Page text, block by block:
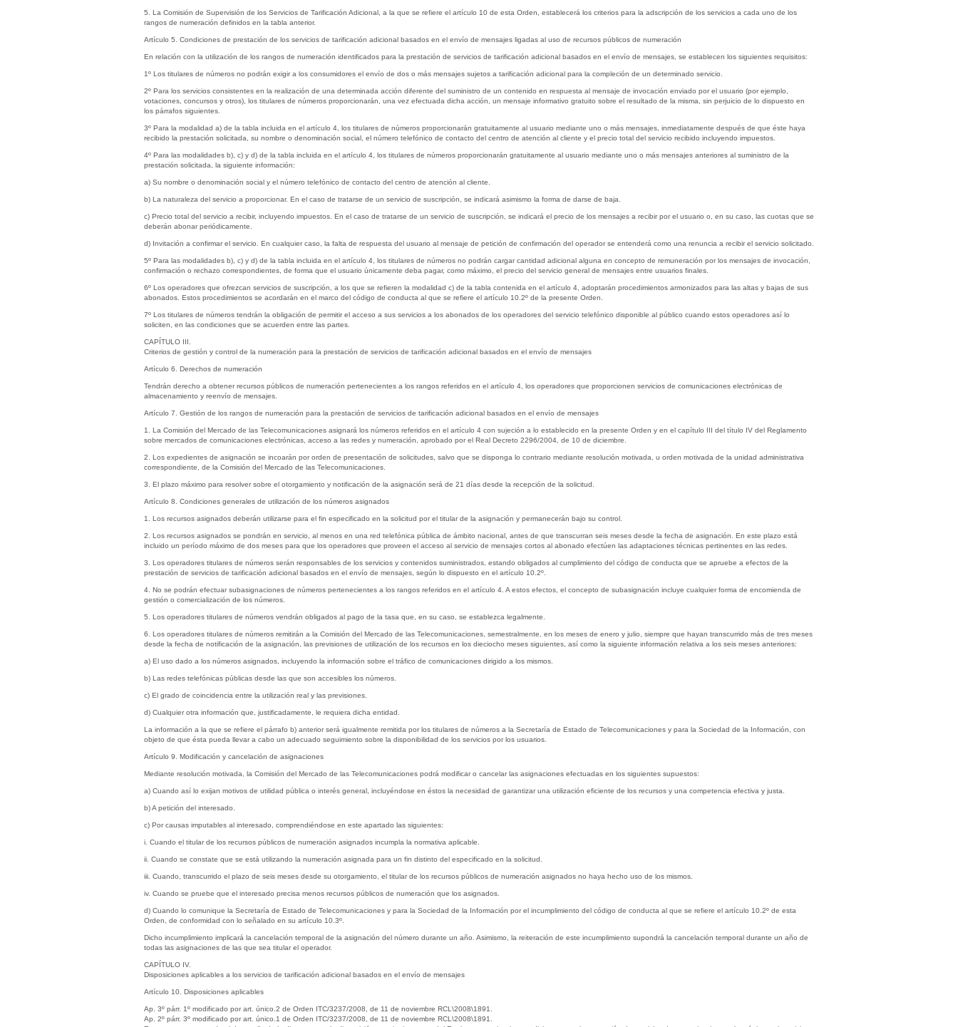
5. La Comisión de Supervisión de los Servicios de Tarificación Adicional, a la que se refiere el artículo 10 de esta Orden, establecerá los criterios para la adscripción de los servicios a cada uno de los
rangos de numeración definidos en la tabla anterior.
Artículo 5. Condiciones de prestación de los servicios de tarificación adicional basados en el envío de mensajes ligadas al uso de recursos públicos de numeración
En relación con la utilización de los rangos de numeración identificados para la prestación de servicios de tarificación adicional basados en el envío de mensajes, se establecen los siguientes requisitos:
1º Los titulares de números no podrán exigir a los consumidores el envío de dos o más mensajes sujetos a tarificación adicional para la compleción de un determinado servicio.
2º Para los servicios consistentes en la realización de una determinada acción diferente del suministro de un contenido en respuesta al mensaje de invocación enviado por el usuario (por ejemplo,
votaciones, concursos y otros), los titulares de números proporcionarán, una vez efectuada dicha acción, un mensaje informativo gratuito sobre el resultado de la misma, sin perjuicio de lo dispuesto en
los párrafos siguientes.
3º Para la modalidad a) de la tabla incluida en el artículo 4, los titulares de números proporcionarán gratuitamente al usuario mediante uno o más mensajes, inmediatamente después de que éste haya
recibido la prestación solicitada, su nombre o denominación social, el número telefónico de contacto del centro de atención al cliente y el precio total del servicio recibido incluyendo impuestos.
4º Para las modalidades b), c) y d) de la tabla incluida en el artículo 4, los titulares de números proporcionarán gratuitamente al usuario mediante uno o más mensajes anteriores al suministro de la
prestación solicitada, la siguiente información:
a) Su nombre o denominación social y el número telefónico de contacto del centro de atención al cliente.
b) La naturaleza del servicio a proporcionar. En el caso de tratarse de un servicio de suscripción, se indicará asimismo la forma de darse de baja.
c) Precio total del servicio a recibir, incluyendo impuestos. En el caso de tratarse de un servicio de suscripción, se indicará el precio de los mensajes a recibir por el usuario o, en su caso, las cuotas que se
deberán abonar periódicamente.
d) Invitación a confirmar el servicio. En cualquier caso, la falta de respuesta del usuario al mensaje de petición de confirmación del operador se entenderá como una renuncia a recibir el servicio solicitado.
5º Para las modalidades b), c) y d) de la tabla incluida en el artículo 4, los titulares de números no podrán cargar cantidad adicional alguna en concepto de remuneración por los mensajes de invocación,
confirmación o rechazo correspondientes, de forma que el usuario únicamente deba pagar, como máximo, el precio del servicio general de mensajes entre usuarios finales.
6º Los operadores que ofrezcan servicios de suscripción, a los que se refieren la modalidad c) de la tabla contenida en el artículo 4, adoptarán procedimientos armonizados para las altas y bajas de sus
abonados. Estos procedimientos se acordarán en el marco del código de conducta al que se refiere el artículo 10.2º de la presente Orden.
7º Los titulares de números tendrán la obligación de permitir el acceso a sus servicios a los abonados de los operadores del servicio telefónico disponible al público cuando estos operadores así lo
soliciten, en las condiciones que se acuerden entre las partes.
CAPÍTULO III.
Criterios de gestión y control de la numeración para la prestación de servicios de tarificación adicional basados en el envío de mensajes
Artículo 6. Derechos de numeración
Tendrán derecho a obtener recursos públicos de numeración pertenecientes a los rangos referidos en el artículo 4, los operadores que proporcionen servicios de comunicaciones electrónicas de
almacenamiento y reenvío de mensajes.
Artículo 7. Gestión de los rangos de numeración para la prestación de servicios de tarificación adicional basados en el envío de mensajes
1. La Comisión del Mercado de las Telecomunicaciones asignará los números referidos en el artículo 4 con sujeción a lo establecido en la presente Orden y en el capítulo III del título IV del Reglamento
sobre mercados de comunicaciones electrónicas, acceso a las redes y numeración, aprobado por el Real Decreto 2296/2004, de 10 de diciembre.
2. Los expedientes de asignación se incoarán por orden de presentación de solicitudes, salvo que se disponga lo contrario mediante resolución motivada, u orden motivada de la unidad administrativa
correspondiente, de la Comisión del Mercado de las Telecomunicaciones.
3. El plazo máximo para resolver sobre el otorgamiento y notificación de la asignación será de 21 días desde la recepción de la solicitud.
Artículo 8. Condiciones generales de utilización de los números asignados
1. Los recursos asignados deberán utilizarse para el fin especificado en la solicitud por el titular de la asignación y permanecerán bajo su control.
2. Los recursos asignados se pondrán en servicio, al menos en una red telefónica pública de ámbito nacional, antes de que transcurran seis meses desde la fecha de asignación. En este plazo está
incluido un período máximo de dos meses para que los operadores que proveen el acceso al servicio de mensajes cortos al abonado efectúen las adaptaciones técnicas pertinentes en las redes.
3. Los operadores titulares de números serán responsables de los servicios y contenidos suministrados, estando obligados al cumplimiento del código de conducta que se apruebe a efectos de la
prestación de servicios de tarificación adicional basados en el envío de mensajes, según lo dispuesto en el artículo 10.2º.
4. No se podrán efectuar subasignaciones de números pertenecientes a los rangos referidos en el artículo 4. A estos efectos, el concepto de subasignación incluye cualquier forma de encomienda de
gestión o comercialización de los números.
5. Los operadores titulares de números vendrán obligados al pago de la tasa que, en su caso, se establezca legalmente.
6. Los operadores titulares de números remitirán a la Comisión del Mercado de las Telecomunicaciones, semestralmente, en los meses de enero y julio, siempre que hayan transcurrido más de tres meses
desde la fecha de notificación de la asignación, las previsiones de utilización de los recursos en los dieciocho meses siguientes, así como la siguiente información relativa a los seis meses anteriores:
a) El uso dado a los números asignados, incluyendo la información sobre el tráfico de comunicaciones dirigido a los mismos.
b) Las redes telefónicas públicas desde las que son accesibles los números.
c) El grado de coincidencia entre la utilización real y las previsiones.
d) Cualquier otra información que, justificadamente, le requiera dicha entidad.
La información a la que se refiere el párrafo b) anterior será igualmente remitida por los titulares de números a la Secretaría de Estado de Telecomunicaciones y para la Sociedad de la Información, con
objeto de que ésta pueda llevar a cabo un adecuado seguimiento sobre la disponibilidad de los servicios por los usuarios.
Artículo 9. Modificación y cancelación de asignaciones
Mediante resolución motivada, la Comisión del Mercado de las Telecomunicaciones podrá modificar o cancelar las asignaciones efectuadas en los siguientes supuestos:
a) Cuando así lo exijan motivos de utilidad pública o interés general, incluyéndose en éstos la necesidad de garantizar una utilización eficiente de los recursos y una competencia efectiva y justa.
b) A petición del interesado.
c) Por causas imputables al interesado, comprendiéndose en este apartado las siguientes:
i. Cuando el titular de los recursos públicos de numeración asignados incumpla la normativa aplicable.
ii. Cuando se constate que se está utilizando la numeración asignada para un fin distinto del especificado en la solicitud.
iii. Cuando, transcurrido el plazo de seis meses desde su otorgamiento, el titular de los recursos públicos de numeración asignados no haya hecho uso de los mismos.
iv. Cuando se pruebe que el interesado precisa menos recursos públicos de numeración que los asignados.
d) Cuando lo comunique la Secretaría de Estado de Telecomunicaciones y para la Sociedad de la Información por el incumplimiento del código de conducta al que se refiere el artículo 10.2º de esta
Orden, de conformidad con lo señalado en su artículo 10.3º.
Dicho incumplimiento implicará la cancelación temporal de la asignación del número durante un año. Asimismo, la reiteración de este incumplimiento supondrá la cancelación temporal durante un año de
todas las asignaciones de las que sea titular el operador.
CAPÍTULO IV.
Disposiciones aplicables a los servicios de tarificación adicional basados en el envío de mensajes
Artículo 10. Disposiciones aplicables
Ap. 3º párr. 1º modificado por art. único.2 de Orden ITC/3237/2008, de 11 de noviembre RCL\2008\1891.
Ap. 2º párr. 3º modificado por art. único.1 de Orden ITC/3237/2008, de 11 de noviembre RCL\2008\1891.